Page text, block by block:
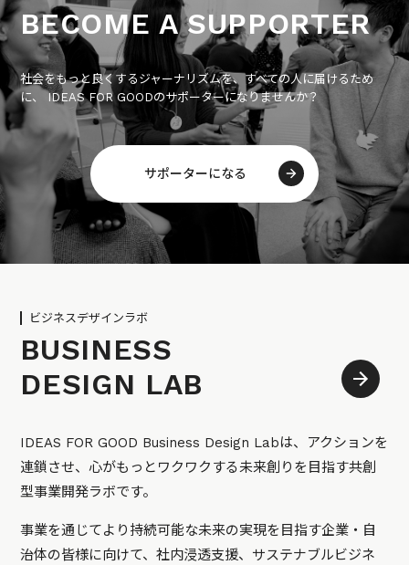
BECOME A SUPPORTER
社会をもっと良くするジャーナリズムを、すべての人に届けるため
に、 IDEAS FOR GOODのサポーターになりませんか？
サポーターになる
ビジネスデザインラボ
BUSINESS
DESIGN LAB
IDEAS FOR GOOD Business Design Labは、アクションを
連鎖させ、心がもっとワクワクする未来創りを目指す共創
型事業開発ラボです。
事業を通じてより持続可能な未来の実現を目指す企業・自
治体の皆様に向けて、社内浸透支援、サステナブルビジネ